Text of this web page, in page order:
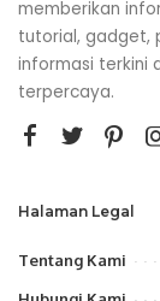
memberikan
tutorial, gadget,
informasi terkini
terpercaya.
Halaman Legal
Tentang Kami